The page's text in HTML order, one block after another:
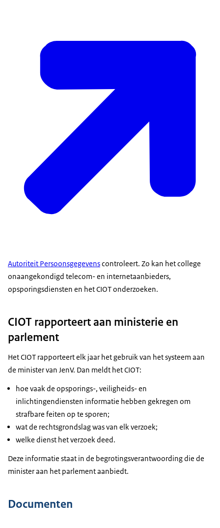
Autoriteit Persoonsgegevenscontroleert. Zo kan het college
onaangekondigd telecom- en internetaanbieders,
opsporingsdiensten en het CIOT onderzoeken.
CIOT rapporteert aan ministerie en
parlement
Het CIOT rapporteert elk jaar het gebruik van het systeem aan
de minister van JenV. Dan meldt het CIOT:
hoe vaak de opsporings-, veiligheids- en
inlichtingendiensten informatie hebben gekregen om
strafbare feiten op te sporen;
wat de rechtsgrondslag was van elk verzoek;
welke dienst het verzoek deed.
Deze informatie staat in de begrotingsverantwoording die de
minister aan het parlement aanbiedt.
Documenten